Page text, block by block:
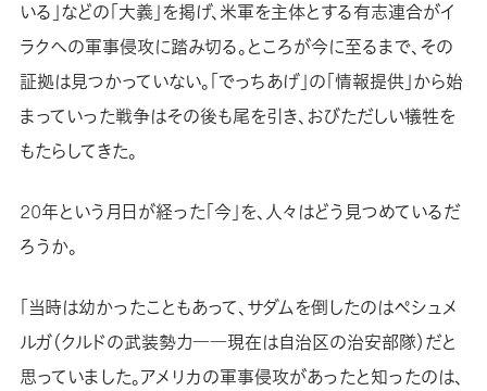
いる」などの「大義」を掲げ、米軍を主体とする有志連合がイ
ラクへの軍事侵攻に踏み切る。ところが今に至るまで、その
証拠は見つかっていない。「でっちあげ」の「情報提供」から始
まっていった戦争はその後も尾を引き、おびただしい犠牲を
もたらしてきた。
20年という月日が経った「今」を、人々はどう見つめているだ
ろうか。
「当時は幼かったこともあって、サダムを倒したのはペシュメ
ルガ（クルドの武装勢力――現在は自治区の治安部隊）だと
思っていました。アメリカの軍事侵攻があったと知ったのは、